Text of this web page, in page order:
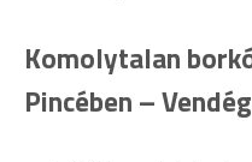
Komolytalan
Pincében –